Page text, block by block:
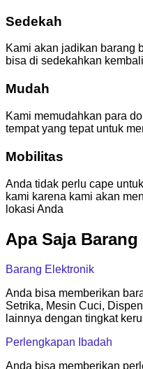
Sedekah
Kami akan jadikan barang
bisa di sedekahkan
Mudah
Kami memudahkan para
tempat yang tepat untuk
Mobilitas
Anda tidak perlu cape
kami karena kami akan
lokasi Anda
Apa Saja
Barang Elektronik
Anda bisa memberikan
Setrika, Mesin Cuci,
lainnya dengan tingkat
Perlengkapan Ibadah
Anda bisa memberikan